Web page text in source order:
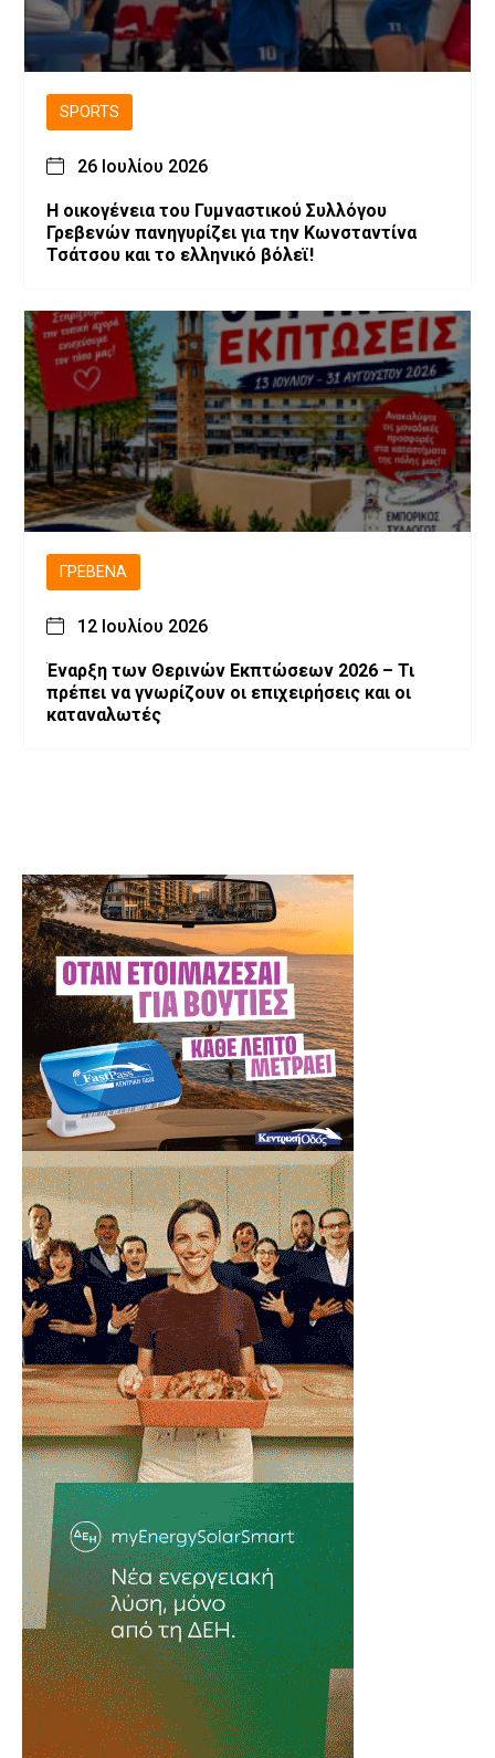
SPORTS
26 Ιουλίου 2026
H οικογένεια του Γυμναστικού Συλλόγου
Γρεβενών πανηγυρίζει για την Κωνσταντίνα
Τσάτσου και το ελληνικό βόλεϊ!
ΓΡΕΒΕΝΆ
12 Ιουλίου 2026
Έναρξη των Θερινών Εκπτώσεων 2026 – Τι
πρέπει να γνωρίζουν οι επιχειρήσεις και οι
καταναλωτές